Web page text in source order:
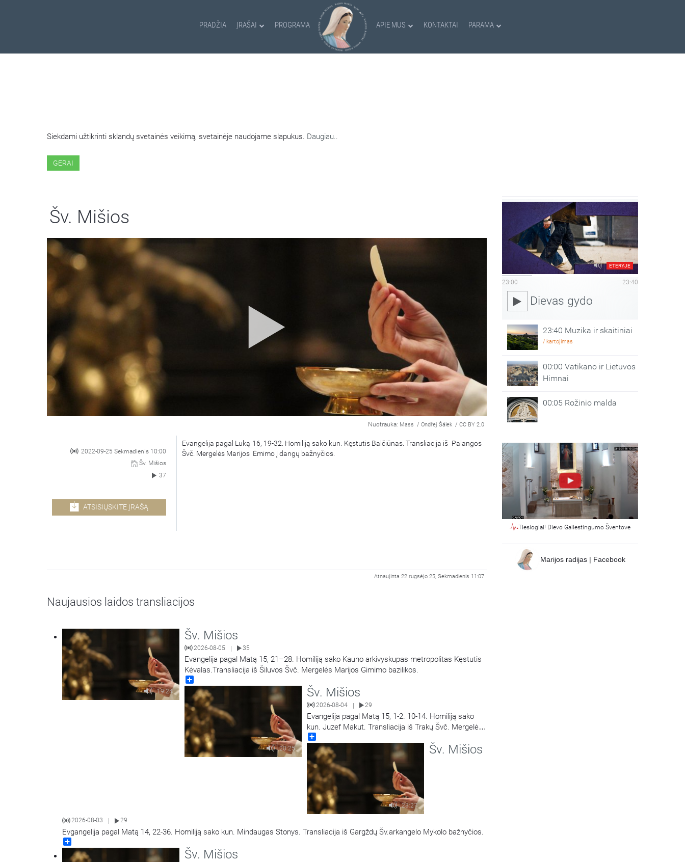
PRADŽIA ĮRAŠAI PROGRAMA APIE MUS KONTAKTAI PARAMA
Siekdami užtikrinti sklandų svetainės veikimą, svetainėje naudojame slapukus. Daugiau..
GERAI
Šv. Mišios
Nuotrauka: Mass / Ondřej Šálek / CC BY 2.0
2022-09-25 Sekmadienis 10:00
Šv. Mišios
37
ATSISIŲSKITE ĮRAŠĄ
Evangelija pagal Luką 16, 19-32. Homiliją sako kun. Kęstutis Balčiūnas. Transliacija iš Palangos
Švč. Mergelės Marijos Ėmimo į dangų bažnyčios.
Atnaujinta 22 rugsėjo 25, Sekmadienis 11:07
Naujausios laidos transliacijos
19:24
Šv. Mišios
2026-08-05 | 35
Evangelija pagal Matą 15, 21–28. Homiliją sako Kauno arkivyskupas metropolitas Kęstutis
Kėvalas.Transliacija iš Šiluvos Švč. Mergelės Marijos Gimimo bazilikos.
20:25
Šv. Mišios
2026-08-04 | 29
Evangelija pagal Matą 15, 1-2. 10-14. Homiliją sako
kun. Juzef Makut. Transliacija iš Trakų Švč. Mergelės
Marijos Apsilankymo bazilikos.
23:27
Šv. Mišios
2026-08-03 29
Evgangelija pagal Matą 14, 22-36. Homiliją sako kun. Mindaugas Stonys. Transliacija iš Gargždų Šv.arkangelo Mykolo bažnyčios.
Šv. Mišios
ETERYJE
23:00 23:40
Dievas gydo
23:40 Muzika ir skaitiniai
/ kartojimas
00:00 Vatikano ir Lietuvos
Himnai
00:05 Rožinio malda
Tiesiogiai! Dievo Gailestingumo Šventovė
Marijos radijas | Facebook